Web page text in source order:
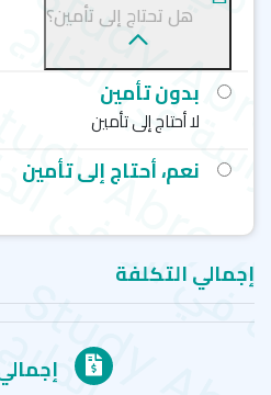
والمؤسسات الأكاديمية
اعتماد ( Qualiopi) وهي
المعتمدة لمراكز التدريب
لماذا دراسة اللغة
بيئة تعليمية مثالية.
برامج مُصممة بالكامل
وحاصلين على شهادات
منهج تواصلي قائم على
برامج متوافقة مع الإطار
متابعة دورية وتقييم
انغماس ثقافي حقيقي
واكتشافات.
هل تحتاج إلى تأمين؟
بدون تأمين
لا أحتاج إلى تأمين
نعم، أحتاج إلى تأمين
إجمالي التكلفة